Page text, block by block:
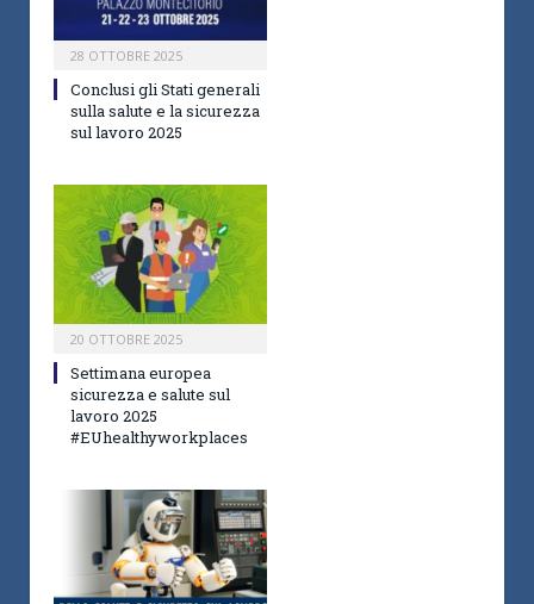
28 OTTOBRE 2025
Conclusi gli Stati generali
sulla salute e la sicurezza
sul lavoro 2025
20 OTTOBRE 2025
Settimana europea
sicurezza e salute sul
lavoro 2025
#EUhealthyworkplaces